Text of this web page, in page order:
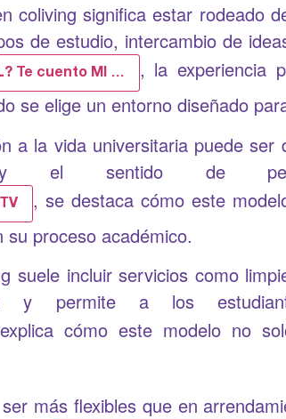
coliving significa estar rodeado
de estudio, intercambio de
Te cuento MI …
, la experiencia
se elige un entorno diseñado
a la vida universitaria puede
sentido de
, se destaca cómo este
proceso académico.
suele incluir servicios como
permite a los
explica cómo este modelo no
más flexibles que en